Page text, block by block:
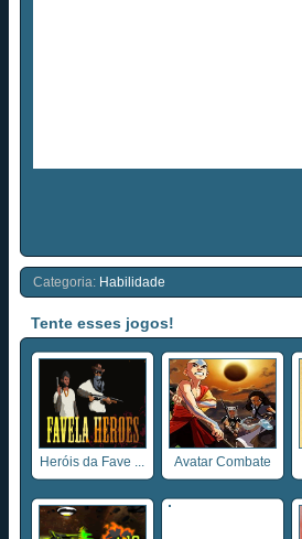
Categoria: Habilidade
Tente esses jogos!
Heróis da Fave ... Avatar Combate